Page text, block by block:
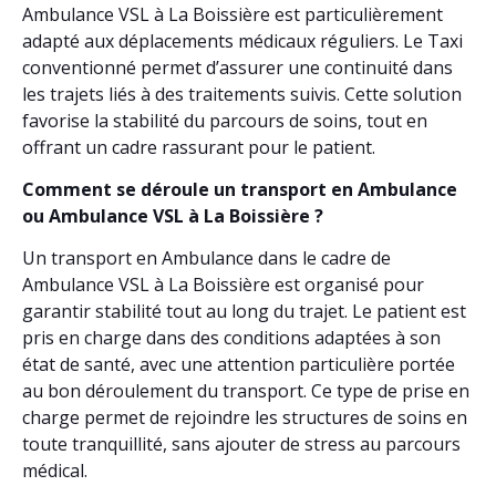
Ambulance VSL à La Boissière est particulièrement
adapté aux déplacements médicaux réguliers. Le Taxi
conventionné permet d’assurer une continuité dans
les trajets liés à des traitements suivis. Cette solution
favorise la stabilité du parcours de soins, tout en
offrant un cadre rassurant pour le patient.
Comment se déroule un transport en Ambulance
ou Ambulance VSL à La Boissière ?
Un transport en Ambulance dans le cadre de
Ambulance VSL à La Boissière est organisé pour
garantir stabilité tout au long du trajet. Le patient est
pris en charge dans des conditions adaptées à son
état de santé, avec une attention particulière portée
au bon déroulement du transport. Ce type de prise en
charge permet de rejoindre les structures de soins en
toute tranquillité, sans ajouter de stress au parcours
médical.